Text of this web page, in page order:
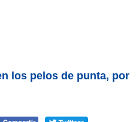
los pelos de punta, por